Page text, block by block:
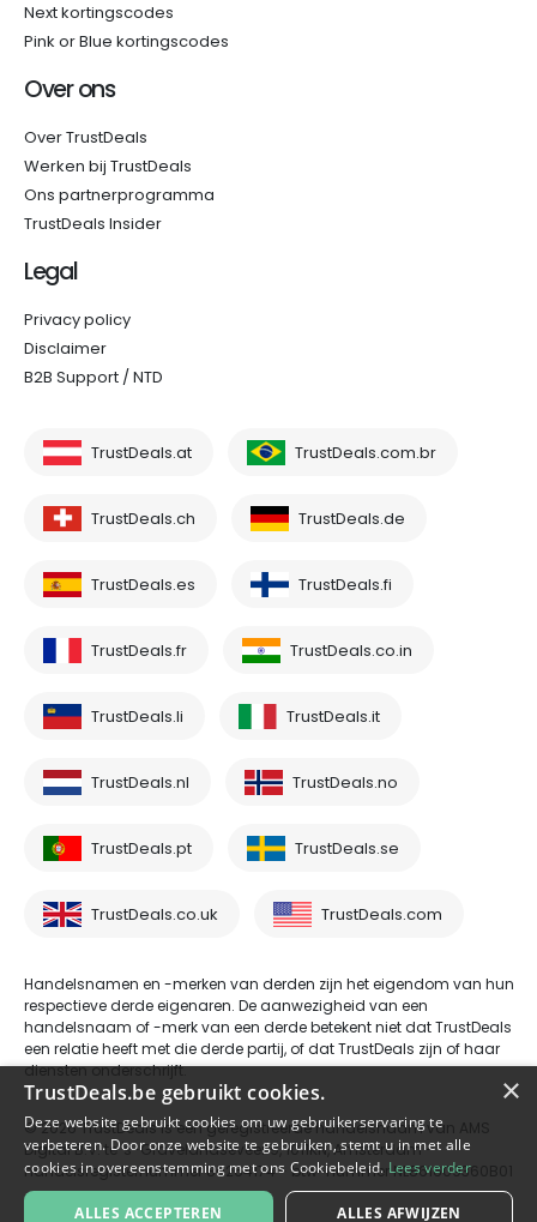
Next kortingscodes
Pink or Blue kortingscodes
Over ons
Over TrustDeals
Werken bij TrustDeals
Ons partnerprogramma
TrustDeals Insider
Legal
Privacy policy
Disclaimer
B2B Support / NTD
TrustDeals.at TrustDeals.com.br
TrustDeals.ch TrustDeals.de
TrustDeals.es TrustDeals.fi
TrustDeals.fr TrustDeals.co.in
TrustDeals.li TrustDeals.it
TrustDeals.nl TrustDeals.no
TrustDeals.pt TrustDeals.se
TrustDeals.co.uk TrustDeals.com
Handelsnamen en -merken van derden zijn het eigendom van hun
respectieve derde eigenaren. De aanwezigheid van een
handelsnaam of -merk van een derde betekent niet dat TrustDeals
een relatie heeft met die derde partij, of dat TrustDeals zijn of haar
diensten onderschrijft.
© 2026 TrustDeals is een geregistreerde handelsnaam van AMS
Digital B.V. te 's-Gravelandseveer 9, 1011KN, Amsterdam -
handelsregisternummer 80264174 - btw-nummer NL861609360B01
×
TrustDeals.be gebruikt cookies.
Deze website gebruikt cookies om uw gebruikerservaring te
verbeteren. Door onze website te gebruiken, stemt u in met alle
cookies in overeenstemming met ons Cookiebeleid. Lees verder
ALLES ACCEPTEREN ALLES AFWIJZEN